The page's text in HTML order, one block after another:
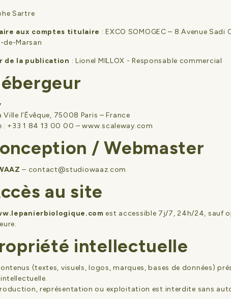
Sartre
aux comptes titulaire : EXCO SOMOGEC – 8 Avenue
de-Marsan
de la publication : Lionel MILLOX - Responsable commercial
Ville l’Évêque, 75008 Paris – France
: +33 1 84 13 00 00 –www.scaleway.com
/ Webmaster
– contact@studiowaaz.com
au site
est accessible 7j/7, 24h/24, sauf
intellectuelle
(textes, visuels, logos, marques, bases de données)
représentation ou exploitation est interdite sans